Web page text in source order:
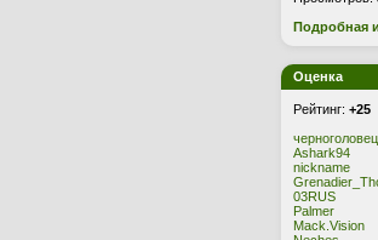
Подробная
Оценка
Рейтинг: +25
черноголовец
Ashark94
nickname
03RUS
Palmer
Mack.Vision